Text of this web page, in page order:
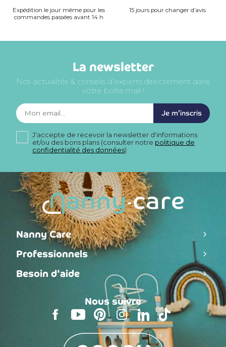
Expédition le jour même pour les
commandes passées avant 14 h
15 jours pour changer d’avis
La newsletter
Nos actualités & conseils d’experts directement dans
votre boîte mail !
Je m'inscris
J'accepte de recevoir la newsletter d'informations
et/ou des bons plans (consulter notre politique de
confidentialité des données)
Nanny Care
Professionnels
Besoin d'aide
Nous suivre